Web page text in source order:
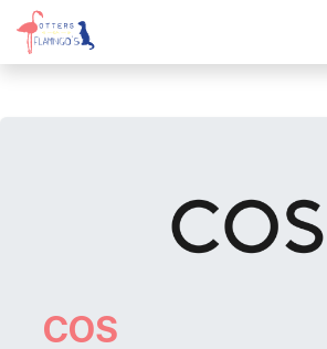
Overslaan naar inhoud
COS